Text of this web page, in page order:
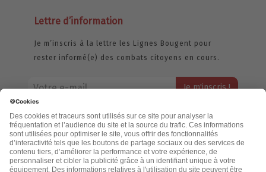
Lettre d’information
Je m’inscris à la lettre les Lignes Bougent pour
rester informé(e) des combats citoyens en cours.
jamais échangée. Pour consulter notre politique de confidentialité,
cliquez ici.
Accueil